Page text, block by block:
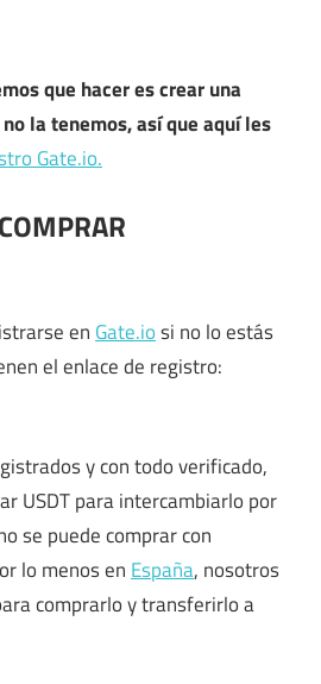
que hacer es crear una
la tenemos, así que aquí les
Gate.io.
enGate.iosi no lo estás
el enlace de registro:
y con todo verificado,
USDT para intercambiarlo por
se puede comprar con
lo menos en España, nosotros
comprarlo y transferirlo a